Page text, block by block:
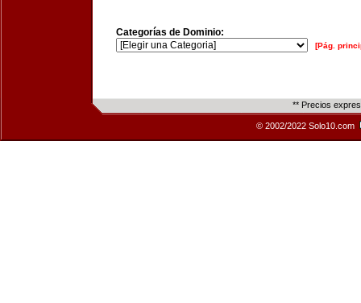
Categorías de Dominio:
[Pág.
** Precios
© 2002/2022 Solo10.com